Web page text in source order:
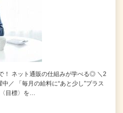
！ ネット通販の仕組みが学べる◎ ＼2
／ 「毎月の給料に“あと少し”プラス
目標〉を…